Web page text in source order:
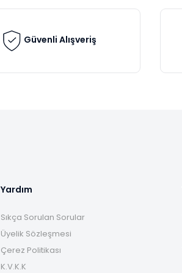
Güvenli Alışveriş
Yardım
Sıkça Sorulan Sorular
Üyelik Sözleşmesi
Çerez Politikası
K.V.K.K